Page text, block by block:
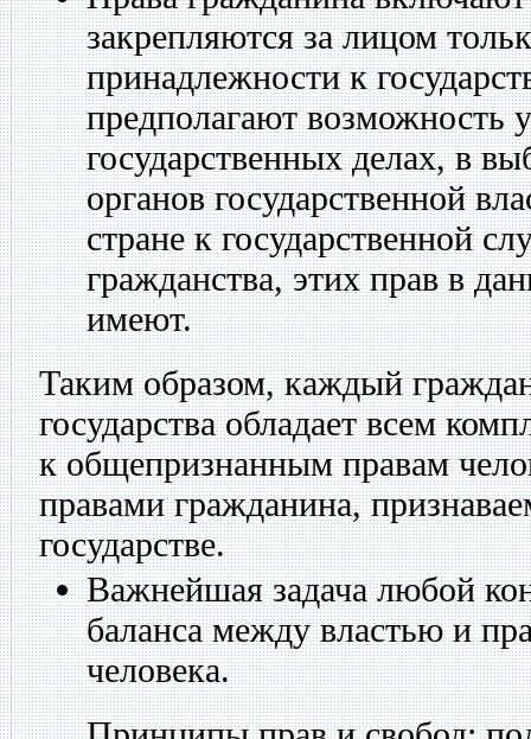
закрепляются за лицом
принадлежности к
предполагают возможность
государственных делах, в
органов государственной
стране к государственной
гражданства, этих прав в
имеют.
Таким образом, каждый
государства обладает всем
к общепризнанным правам
правами гражданина,
государстве.
Важнейшая задача любой
баланса между властью и
человека.